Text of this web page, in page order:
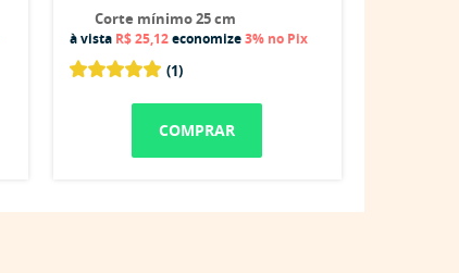
Corte mínimo 25 cm
à vista R$ 25,12economize3% no Pix
(1)
COMPRAR